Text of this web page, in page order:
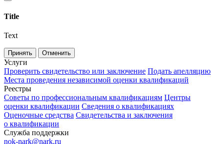
Title
Text
Принять Отменить
Услуги
Проверить свидетельство или заключение Подать апелляцию
Места проведения независимой оценки квалификаций
Реестры
Советы по профессиональным квалификациям Центры
оценки квалификации Сведения о квалификациях
Оценочные средства Свидетельства и заключения
о квалификации
Служба поддержки
nok-nark@nark.ru